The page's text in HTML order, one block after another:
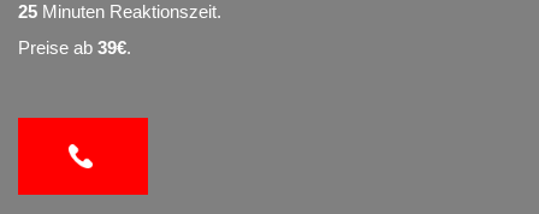
25 Minuten Reaktionszeit.
Preise ab 39€.